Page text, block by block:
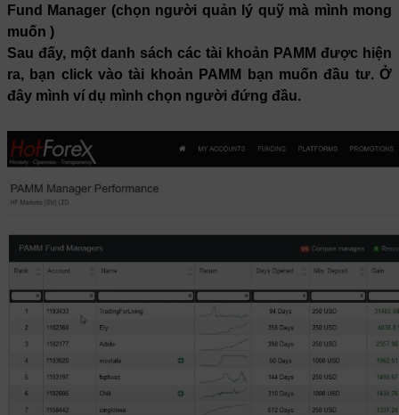
Fund Manager (chọn người quản lý quỹ mà mình mong
muốn )
Sau đấy, một danh sách các tài khoản PAMM được hiện
ra, bạn click vào tài khoản PAMM bạn muốn đầu tư. Ở
đây mình ví dụ mình chọn người đứng đầu.